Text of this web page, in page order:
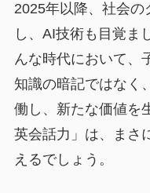
2025年以降、社会の
し、AI技術も目覚ま
んな時代において、
知識の暗記ではなく
働し、新たな価値を
英会話力」は、まさ
えるでしょう。